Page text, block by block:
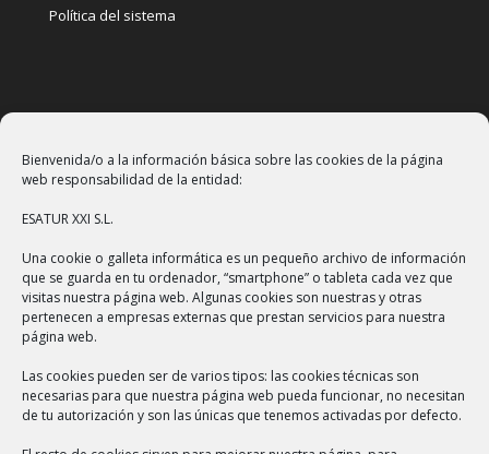
Bienvenida/o a la información básica sobre las cookies de la página
web responsabilidad de la entidad:
ESATUR XXI S.L.
Una cookie o galleta informática es un pequeño archivo de información
que se guarda en tu ordenador, “smartphone” o tableta cada vez que
visitas nuestra página web. Algunas cookies son nuestras y otras
pertenecen a empresas externas que prestan servicios para nuestra
página web.
Las cookies pueden ser de varios tipos: las cookies técnicas son
necesarias para que nuestra página web pueda funcionar, no necesitan
de tu autorización y son las únicas que tenemos activadas por defecto.
Política del sistema
Teléfono: +34 966 377 034
Localización
NUESTROS SERVICIOS